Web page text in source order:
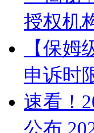
授权机
【保
申诉时
速看！
公布